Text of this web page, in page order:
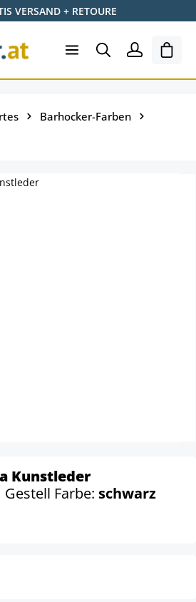
VERSAND + RETOURE
Barhocker-Farben
Kunstleder
Gestell Farbe: schwarz